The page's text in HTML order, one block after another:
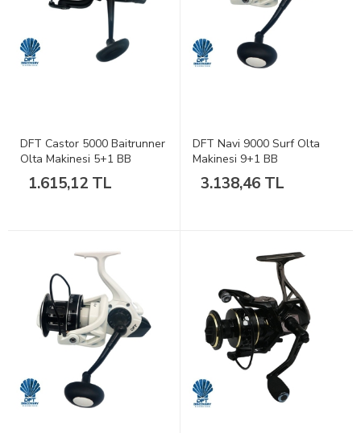
DFT Castor 5000 Baitrunner
Olta Makinesi 5+1 BB
1.615,12 TL
DFT Navi 9000 Surf Olta
Makinesi 9+1 BB
3.138,46 TL